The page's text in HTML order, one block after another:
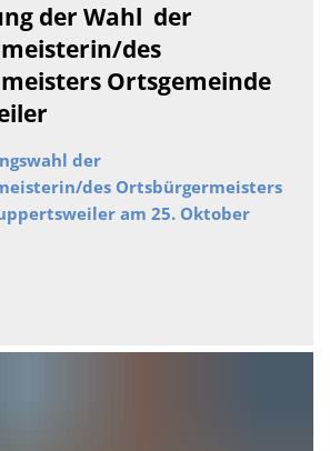
der Wahl der
des
Ortsgemeinde
der
des Ortsbürgermeisters
am 25. Oktober